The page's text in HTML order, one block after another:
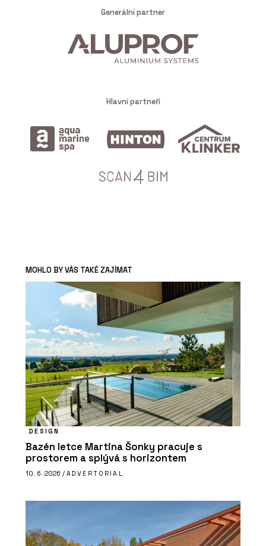
Generální partner
Hlavní partneři
MOHLO BY VÁS TAKÉ ZAJÍMAT
DESIGN
Bazén letce Martina Šonky pracuje s
prostorem a splývá s horizontem
10. 6. 2026 / ADVERTORIAL